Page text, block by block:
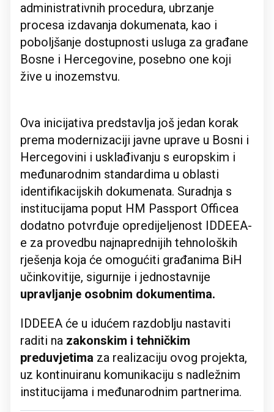
administrativnih procedura, ubrzanje
procesa izdavanja dokumenata, kao i
poboljšanje dostupnosti usluga za građane
Bosne i Hercegovine, posebno one koji
žive u inozemstvu.
Ova inicijativa predstavlja još jedan korak
prema modernizaciji javne uprave u Bosni i
Hercegovini i usklađivanju s europskim i
međunarodnim standardima u oblasti
identifikacijskih dokumenata. Suradnja s
institucijama poput HM Passport Officea
dodatno potvrđuje opredijeljenost IDDEEA-
e za provedbu najnaprednijih tehnoloških
rješenja koja će omogućiti građanima BiH
učinkovitije, sigurnije i jednostavnije
upravljanje osobnim dokumentima.
IDDEEA će u idućem razdoblju nastaviti
raditi na zakonskim i tehničkim
preduvjetima za realizaciju ovog projekta,
uz kontinuiranu komunikaciju s nadležnim
institucijama i međunarodnim partnerima.